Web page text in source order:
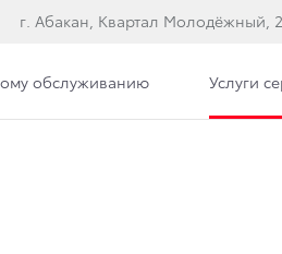
г. Абакан, Квартал Молодёжный,
обслуживанию Услуги